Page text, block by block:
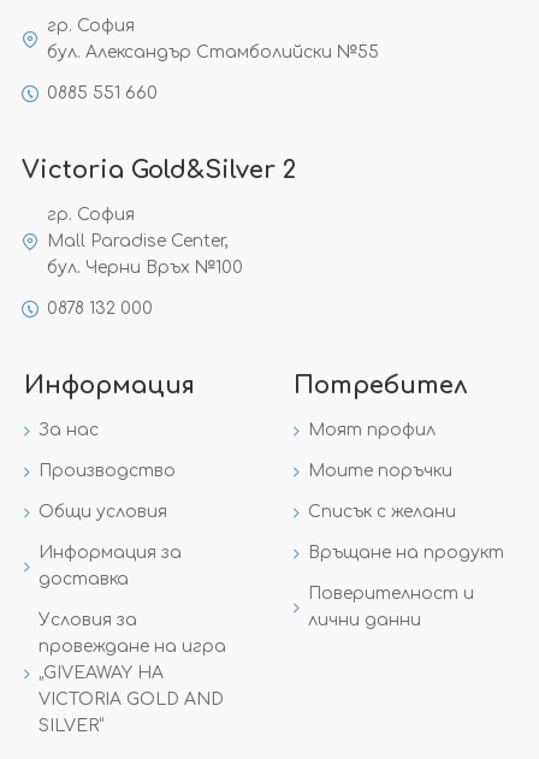
гр. София
бул. Александър Стамболийски №55
0885 551 660
Victoria Gold&Silver 2
гр. София
Mall Paradise Center,
бул. Черни Връх №100
0878 132 000
Информация
За нас
Производство
Общи условия
Информация за
доставка
Условия за
провеждане на игра
„GIVEAWAY НА
VICTORIA GOLD AND
SILVER“
Потребител
Моят профил
Моите поръчки
Списък с желани
Връщане на продукт
Поверителност и
лични данни